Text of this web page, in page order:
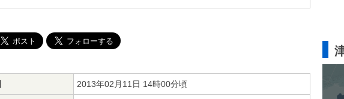
2013年02月11日 14時00分頃